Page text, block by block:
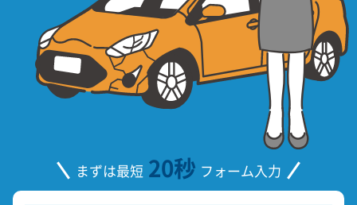
まずは最短 20秒 フォーム入力